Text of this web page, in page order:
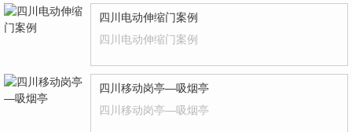
四川电动伸缩门案例
四川电动伸缩门案例
四川移动岗亭—吸烟亭
四川移动岗亭—吸烟亭